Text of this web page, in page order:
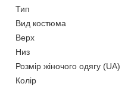
Тип
Вид костюма
Верх
Низ
Розмір жіночого одягу (UA)
Колір